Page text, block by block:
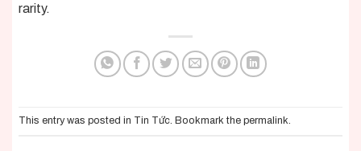
rarity.
This entry was posted in Tin Tức. Bookmark the permalink.